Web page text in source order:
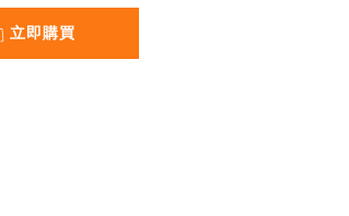
立即購買